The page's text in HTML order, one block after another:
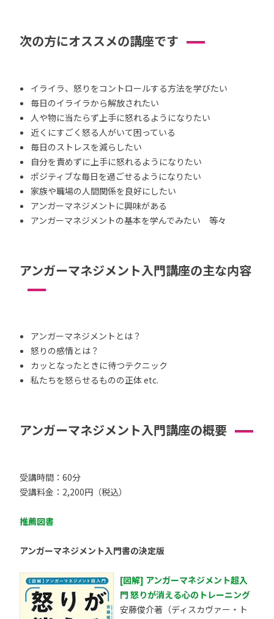
次の方にオススメの講座です
イライラ、怒りをコントロールする方法を学びたい
毎日のイライラから解放されたい
人や物に当たらず上手に怒れるようになりたい
近くにすごく怒る人がいて困っている
毎日のストレスを減らしたい
自分を責めずに上手に怒れるようになりたい
ポジティブな毎日を過ごせるようになりたい
家族や職場の人間関係を良好にしたい
アンガーマネジメントに興味がある
アンガーマネジメントの基本を学んでみたい 等々
アンガーマネジメント入門講座の主な内容
アンガーマネジメントとは？
怒りの感情とは？
カッとなったときに待つテクニック
私たちを怒らせるものの正体 etc.
アンガーマネジメント入門講座の概要
受講時間：60分
受講料金：2,200円（税込）
推薦図書
アンガーマネジメント入門書の決定版
[図解] アンガーマネジメント超入
門 怒りが消える心のトレーニング
安藤俊介著（ディスカヴァー・ト